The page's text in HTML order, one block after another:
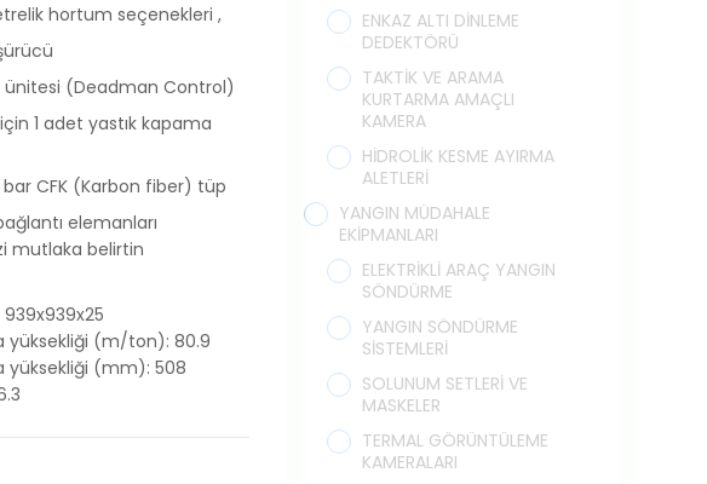
hortum seçenekleri ,
ünitesi (Deadman Control)
1 adet yastık kapama
bar CFK (Karbon fiber) tüp
elemanları
mutlaka belirtin
yüksekliği (m/ton): 80.9
yüksekliği (mm): 508
ENKAZ ALTI DİNLEME
DEDEKTÖRÜ
TAKTİK VE ARAMA
KURTARMA AMAÇLI
KAMERA
HİDROLİK KESME AYIRMA
ALETLERİ
YANGIN MÜDAHALE
EKİPMANLARI
ELEKTRİKLİ ARAÇ YANGIN
SÖNDÜRME
YANGIN SÖNDÜRME
SİSTEMLERİ
SOLUNUM SETLERİ VE
MASKELER
TERMAL GÖRÜNTÜLEME
KAMERALARI